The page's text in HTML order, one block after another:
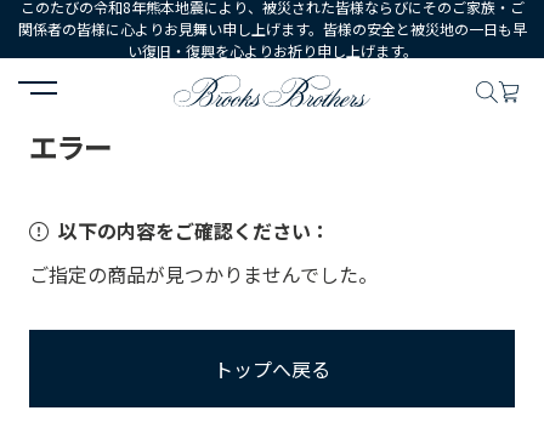
このたびの令和8年熊本地震により、被災された皆様ならびにそのご家族・ご
関係者の皆様に心よりお見舞い申し上げます。皆様の安全と被災地の一日も早
い復旧・復興を心よりお祈り申し上げます。
HOME
エラー
以下の内容をご確認ください：
ご指定の商品が見つかりませんでした。
トップへ戻る